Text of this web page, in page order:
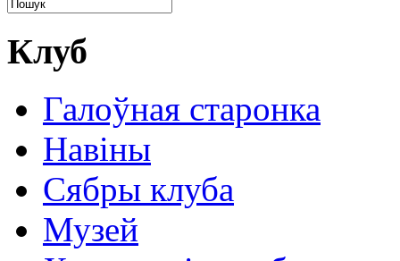
Клуб
Галоўная старонка
Навіны
Сябры клуба
Музей